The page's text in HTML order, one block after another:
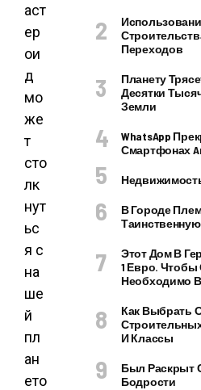
аст
ер
ои
д
мо
же
т
сто
лк
нут
ьс
я с
на
ше
й
пл
ан
ето
Переходов
Планету
Десятки
Земли
WhatsApp
Смартфонах
В Городе
Этот Дом В
1 Евро. Чтобы
Необходимо
Как Выбрать
И Классы
Был Раскрыт
Бодрости